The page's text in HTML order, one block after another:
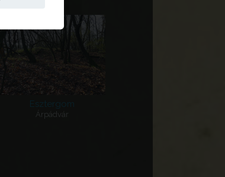
Esztergom
Árpádvár